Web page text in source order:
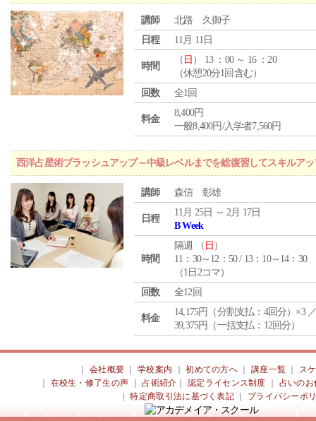
講師
北路 久御子
日程
11月 11日
時間
（ 日 ） 13 ：00 ～ 16 ：20
（休憩20分1回含む）
回数
全1回
料金
8,400円
一般8,400円/入学者7,560円
西洋占星術ブラッシュアップ～中級レベルまでを総復習してスキルア
講師 森信 彰雄
日程
11月 25日 ～ 2月 17日
B Week
時間
隔週 （ 日 ）
11：30～12：50 / 13：10～14：30
（1日2コマ）
回数
全12回
料金
14,175円（分割支払：4回分）×3
39,375円（一括支払：12回分）
会社概要 ｜学校案内 ｜初めての方へ 講座一覧
ス
在校生・修了生の声 ｜占術紹介 ｜認定ライセンス制度
占いのお
｜特定商取引法に基づく表記 プライバシーポ